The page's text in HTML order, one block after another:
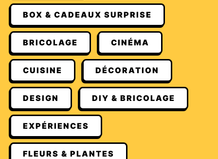
BOX & CADEAUX SURPRISE
BRICOLAGE CINÉMA
CUISINE DÉCORATION
DESIGN DIY & BRICOLAGE
EXPÉRIENCES
FLEURS & PLANTES